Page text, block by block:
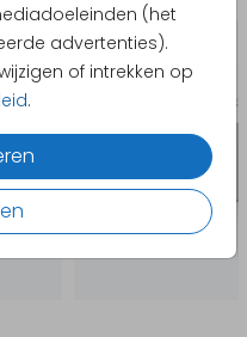
(het
advertenties).
of intrekken op
.